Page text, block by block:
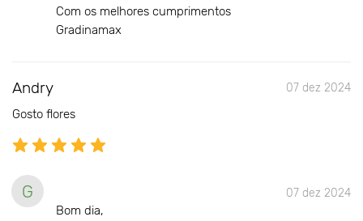
Com os melhores cumprimentos
Gradinamax
Andry 07 dez 2024
Gosto flores
G 07 dez 2024
Bom dia,